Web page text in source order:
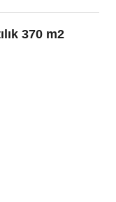
370 m2